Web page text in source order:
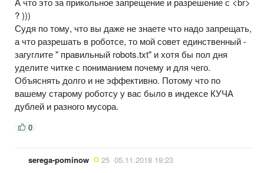
? )))
Судя по тому, что вы даже не знаете что надо запрещать,
а что разрешать в роботсе, то мой совет единственный -
загуглите " правильный robots.txt" и хотя бы пол дня
уделите читке с пониманием почему и для чего.
Объяснять долго и не эффективно. Потому что по
вашему старому роботсу у вас было в индексе КУЧА
дублей и разного мусора.
0
serega-pominow 25 05.11.2018 19:23